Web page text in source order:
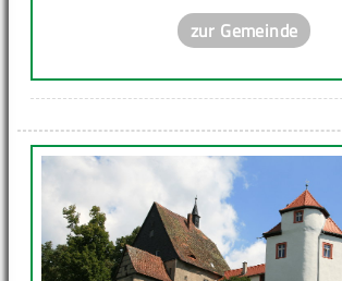
zur Gemeinde